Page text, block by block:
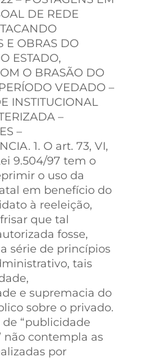
DE REDE
E OBRAS DO
ESTADO,
O BRASÃO DO
VEDADO –
INSTITUCIONAL
–
–
1. O art. 73, VI,
9.504/97 tem o
o uso da
em benefício do
à reeleição,
que tal
fosse,
série de princípios
tais
e supremacia do
sobre o privado.
de “publicidade
não contempla as
por